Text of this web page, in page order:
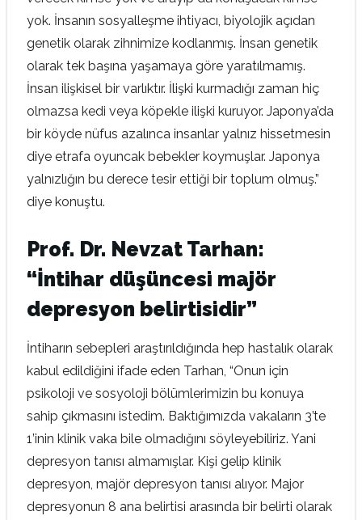
yok. İnsanın sosyalleşme ihtiyacı, biyolojik açıdan
genetik olarak zihnimize kodlanmış. İnsan genetik
olarak tek başına yaşamaya göre yaratılmamış.
İnsan ilişkisel bir varlıktır. İlişki kurmadığı zaman hiç
olmazsa kedi veya köpekle ilişki kuruyor. Japonya’da
bir köyde nüfus azalınca insanlar yalnız hissetmesin
diye etrafa oyuncak bebekler koymuşlar. Japonya
yalnızlığın bu derece tesir ettiği bir toplum olmuş.”
diye konuştu.
Prof. Dr. Nevzat Tarhan:
“İntihar düşüncesi majör
depresyon belirtisidir”
İntiharın sebepleri araştırıldığında hep hastalık olarak
kabul edildiğini ifade eden Tarhan, “Onun için
psikoloji ve sosyoloji bölümlerimizin bu konuya
sahip çıkmasını istedim. Baktığımızda vakaların 3’te
1’inin klinik vaka bile olmadığını söyleyebiliriz. Yani
depresyon tanısı almamışlar. Kişi gelip klinik
depresyon, majör depresyon tanısı alıyor. Major
depresyonun 8 ana belirtisi arasında bir belirti olarak